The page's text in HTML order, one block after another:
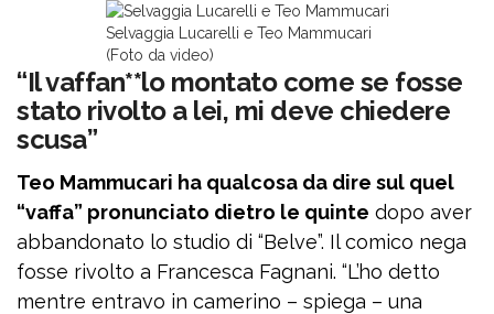
Selvaggia Lucarelli e Teo Mammucari
(Foto da video)
“Il vaffan**lo montato come se fosse
stato rivolto a lei, mi deve chiedere
scusa”
Teo Mammucari ha qualcosa da dire sul quel
“vaffa” pronunciato dietro le quinte dopo aver
abbandonato lo studio di “Belve”. Il comico nega
fosse rivolto a Francesca Fagnani. “L’ho detto
mentre entravo in camerino – spiega – una